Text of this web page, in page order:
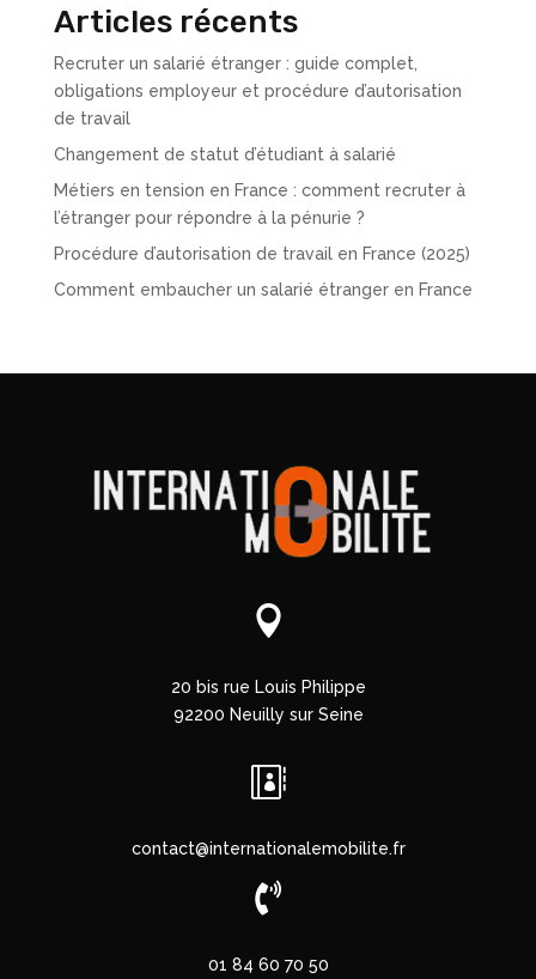
Articles récents
Recruter un salarié étranger : guide complet,
obligations employeur et procédure d’autorisation
de travail
Changement de statut d’étudiant à salarié
Métiers en tension en France : comment recruter à
l’étranger pour répondre à la pénurie ?
Procédure d’autorisation de travail en France (2025)
Comment embaucher un salarié étranger en France

20 bis rue Louis Philippe
92200 Neuilly sur Seine

contact@internationalemobilite.fr

01 84 60 70 50